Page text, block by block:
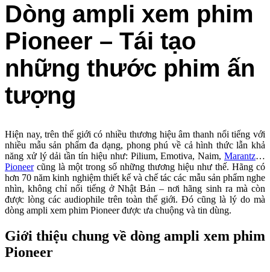
Dòng ampli xem phim
Pioneer – Tái tạo
những thước phim ấn
tượng
Hiện nay, trên thế giới có nhiều thương hiệu âm thanh nổi tiếng với
nhiều mẫu sản phẩm đa dạng, phong phú về cả hình thức lẫn khả
năng xử lý dải tần tín hiệu như: Pilium, Emotiva, Naim, Marantz…
Pioneercũng là một trong số những thương hiệu như thế. Hãng có
hơn 70 năm kinh nghiệm thiết kế và chế tác các mẫu sản phẩm nghe
nhìn, không chỉ nổi tiếng ở Nhật Bản – nơi hãng sinh ra mà còn
được lòng các audiophile trên toàn thế giới. Đó cũng là lý do mà
dòng ampli xem phim Pioneer được ưa chuộng và tin dùng.
Giới thiệu chung về dòng ampli xem phim
Pioneer